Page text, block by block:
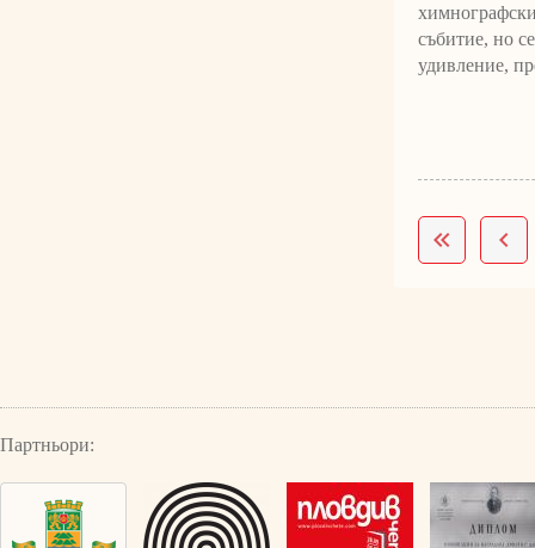
събитие, но
удивление,
Партньори: